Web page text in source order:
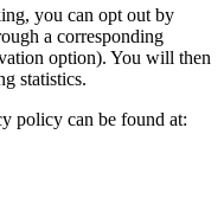
you can opt out by
a corresponding
option). You will then
statistics.
policy can be found at: